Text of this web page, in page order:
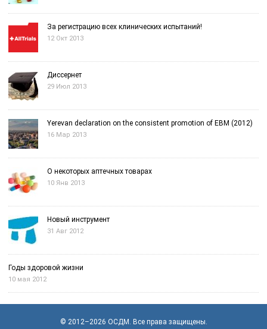
За регистрацию всех клинических испытаний!
12 Окт 2013
Диссернет
29 Июл 2013
Yerevan declaration on the consistent promotion of EBM (2012)
16 Мар 2013
О некоторых аптечных товарах
10 Янв 2013
Новый инструмент
31 Авг 2012
Годы здоровой жизни
10 мая 2012
© 2012–2026 OСДМ . Все права защищены.